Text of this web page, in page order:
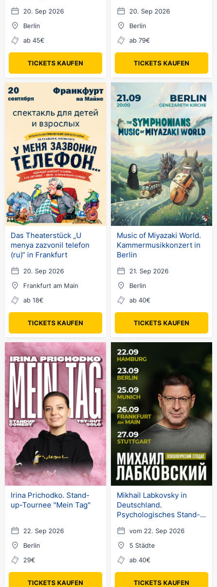
20. Sep 2026
Berlin
ab 45€
TICKETS KAUFEN
20. Sep 2026
Berlin
ab 79€
TICKETS KAUFEN
Das Theaterstück „U
menya zazvonil telefon
(ru)“ in Frankfurt
20. Sep 2026
Frankfurt am Main
ab 18€
TICKETS KAUFEN
Music of Miyazaki World.
Kammermusikkonzert in
Berlin
21. Sep 2026
Berlin
ab 40€
TICKETS KAUFEN
Irina Prichodko. Stand-
up-Tournee "Mein Tag"
22. Sep 2026
Berlin
29€
TICKETS KAUFEN
Mikhail Labkovsky in
Deutschland.
Psychologisches Stand-
vom 22. Sep 2026
5 Städte
ab 40€
TICKETS KAUFEN